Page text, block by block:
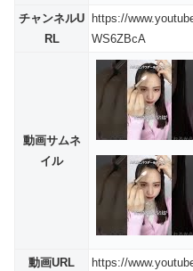
チャンネルU
RL
https://
WS6ZBcA
動画サムネ
イル
動画URL https://